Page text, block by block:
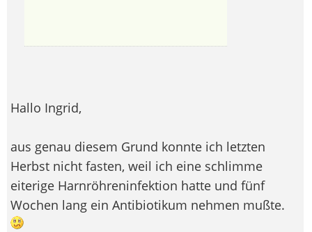
Hallo Ingrid,
aus genau diesem Grund konnte ich letzten
Herbst nicht fasten, weil ich eine schlimme
eiterige Harnröhreninfektion hatte und fünf
Wochen lang ein Antibiotikum nehmen mußte.